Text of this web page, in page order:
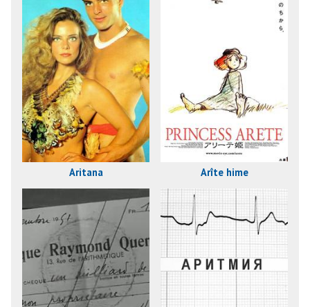
Aritana Arîte hime